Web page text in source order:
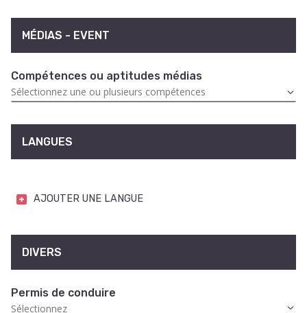
MÉDIAS - EVENT
Compétences ou aptitudes médias
LANGUES
AJOUTER UNE LANGUE
DIVERS
Permis de conduire